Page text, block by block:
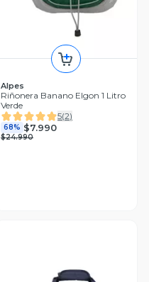
Alpes
Riñonera Banano Elgon 1 Litro
Verde
5(2)
68% $7.990
$24.990